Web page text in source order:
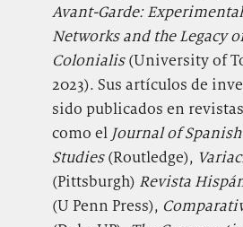
Avant-Garde:
Networks and the Legacy
Colonialis(University of
2023). Sus artículos de
sido publicados en
como el Journal of
Studies(Routledge),
(Pittsburgh) Revista
(U Penn Press),